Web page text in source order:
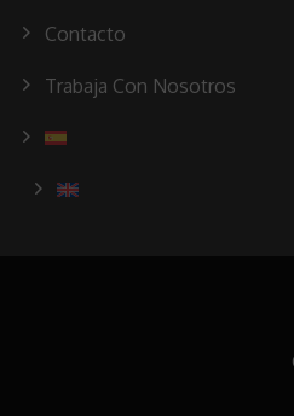
Contacto
Trabaja Con Nosotros